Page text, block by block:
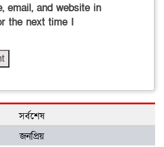
email, and website in
the next time I
সর্বশেষ
জনপ্রিয়